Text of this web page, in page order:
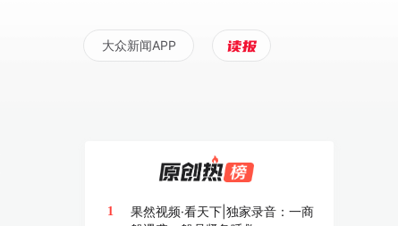
大众新闻APP
1
果然视频·看天下|独家录音：一商